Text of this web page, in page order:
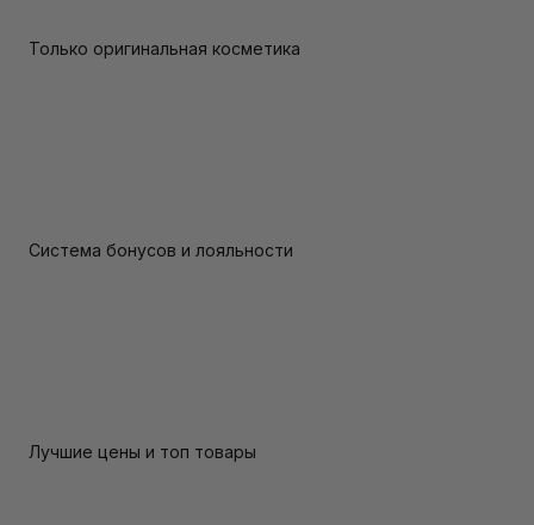
Только оригинальная косметика
Система бонусов и лояльности
Лучшие цены и топ товары